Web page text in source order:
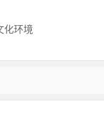
化环境